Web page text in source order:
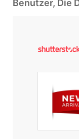
Benutzer, Die